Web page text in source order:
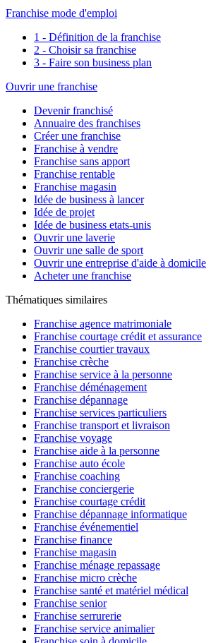
Franchise mode d'emploi
1 - Définition de la franchise
2 - Choisir sa franchise
3 - Faire son business plan
Ouvrir une franchise
Devenir franchisé
Annuaire des franchises
Créer une franchise
Franchise à vendre
Franchise sans apport
Franchise rentable
Franchise magasin
Idée de business à lancer
Idée de projet
Idée de business etats-unis
Ouvrir une laverie
Ouvrir une salle de sport
Ouvrir une entreprise d'aide à domicile
Acheter une franchise
Thématiques similaires
Franchise agence matrimoniale
Franchise courtage crédit et assurance
Franchise courtier travaux
Franchise crèche
Franchise service à la personne
Franchise déménagement
Franchise dépannage
Franchise services particuliers
Franchise transport et livraison
Franchise voyage
Franchise aide à la personne
Franchise auto école
Franchise coaching
Franchise conciergerie
Franchise courtage crédit
Franchise dépannage informatique
Franchise événementiel
Franchise finance
Franchise magasin
Franchise ménage repassage
Franchise micro crèche
Franchise santé et matériel médical
Franchise senior
Franchise serrurerie
Franchise service animalier